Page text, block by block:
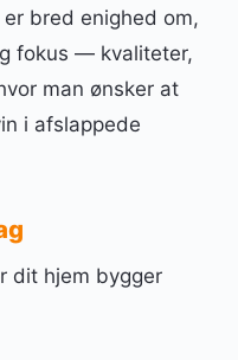
bred enighed om,
fokus — kvaliteter,
man ønsker at
i afslappede
dit hjem bygger